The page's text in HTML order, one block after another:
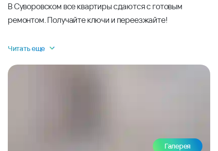
В Суворовском все квартиры сдаются с готовым
ремонтом. Получайте ключи и переезжайте!
Читать еще
Галерея